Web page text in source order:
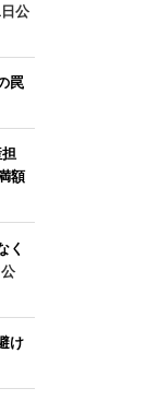
公
罠
額
く
け